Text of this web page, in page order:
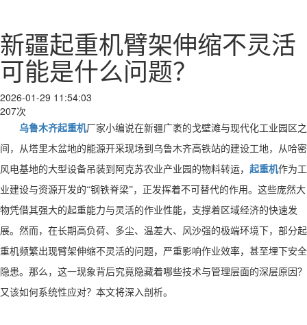
新疆起重机臂架伸缩不灵活
可能是什么问题？
2026-01-29 11:54:03
207次
乌鲁木齐起重机厂家小编说在新疆广袤的戈壁滩与现代化工业园区之
间，从塔里木盆地的能源开采现场到乌鲁木齐高铁站的建设工地，从哈密
风电基地的大型设备吊装到阿克苏农业产业园的物料转运， 起重机作为工
业建设与资源开发的“钢铁脊梁”，正发挥着不可替代的作用。这些庞然大
物凭借其强大的起重能力与灵活的作业性能，支撑着区域经济的快速发
展。然而，在长期高负荷、多尘、温差大、风沙强的极端环境下，部分起
重机频繁出现臂架伸缩不灵活的问题，严重影响作业效率，甚至埋下安全
隐患。那么，这一现象背后究竟隐藏着哪些技术与管理层面的深层原因？
又该如何系统性应对？本文将深入剖析。